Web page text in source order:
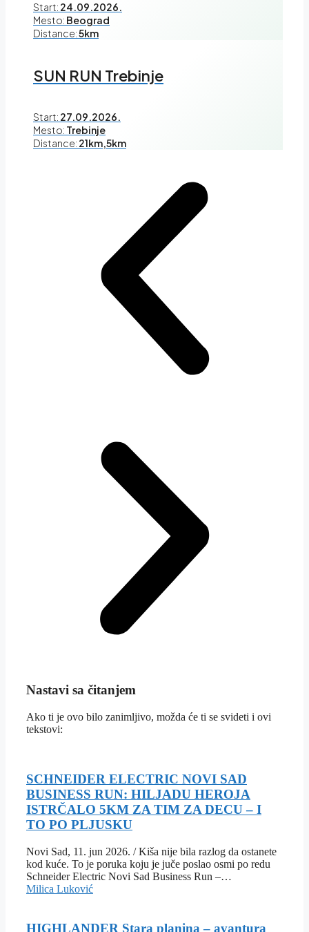
Start: 24.09.2026.
Mesto: Beograd
Distance:5km
SUN RUN Trebinje
Start: 27.09.2026.
Mesto: Trebinje
Distance: 21km,5km
Nastavi sa čitanjem
Ako ti je ovo bilo zanimljivo, možda će ti se svideti i ovi
tekstovi:
SCHNEIDER ELECTRIC NOVI SAD
BUSINESS RUN: HILJADU HEROJA
ISTRČALO 5KM ZA TIM ZA DECU – I
TO PO PLJUSKU
Novi Sad, 11. jun 2026. / Kiša nije bila razlog da ostanete
kod kuće. To je poruka koju je juče poslao osmi po redu
Schneider Electric Novi Sad Business Run –…
Milica Luković
HIGHLANDER Stara planina – avantura